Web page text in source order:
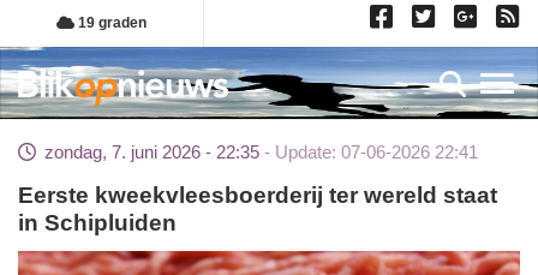
Overslaan
en
naar
de
gaan
19 graden
zondag, 7. juni 2026 - 22:35 Update: 07-06-2026 22:41
Eerste kweekvleesboerderij ter wereld staat
in Schipluiden